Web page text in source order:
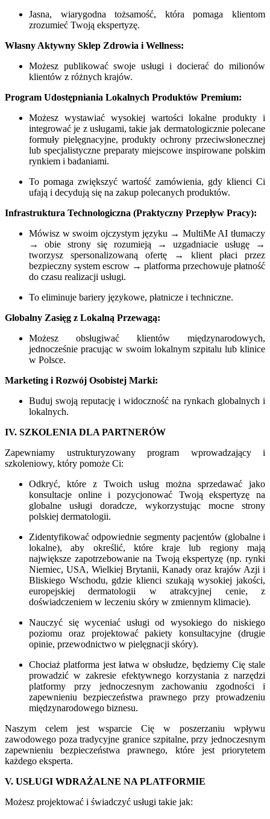
Jasna, wiarygodna tożsamość, która pomaga klientom
zrozumieć Twoją ekspertyzę.
Własny Aktywny Sklep Zdrowia i Wellness:
Możesz publikować swoje usługi i docierać do milionów
klientów z różnych krajów.
Program Udostępniania Lokalnych Produktów Premium:
Możesz wystawiać wysokiej wartości lokalne produkty i
integrować je z usługami, takie jak dermatologicznie polecane
formuły pielęgnacyjne, produkty ochrony przeciwsłonecznej
lub specjalistyczne preparaty miejscowe inspirowane polskim
rynkiem i badaniami.
To pomaga zwiększyć wartość zamówienia, gdy klienci Ci
ufają i decydują się na zakup polecanych produktów.
Infrastruktura Technologiczna (Praktyczny Przepływ Pracy):
Mówisz w swoim ojczystym języku → MultiMe AI tłumaczy
→ obie strony się rozumieją → uzgadniacie usługę →
tworzysz spersonalizowaną ofertę → klient płaci przez
bezpieczny system escrow → platforma przechowuje płatność
do czasu realizacji usługi.
To eliminuje bariery językowe, płatnicze i techniczne.
Globalny Zasięg z Lokalną Przewagą:
Możesz obsługiwać klientów międzynarodowych,
jednocześnie pracując w swoim lokalnym szpitalu lub klinice
w Polsce.
Marketing i Rozwój Osobistej Marki:
Buduj swoją reputację i widoczność na rynkach globalnych i
lokalnych.
IV. SZKOLENIA DLA PARTNERÓW
Zapewniamy ustrukturyzowany program wprowadzający i
szkoleniowy, który pomoże Ci:
Odkryć, które z Twoich usług można sprzedawać jako
konsultacje online i pozycjonować Twoją ekspertyzę na
globalne usługi doradcze, wykorzystując mocne strony
polskiej dermatologii.
Zidentyfikować odpowiednie segmenty pacjentów (globalne i
lokalne), aby określić, które kraje lub regiony mają
największe zapotrzebowanie na Twoją ekspertyzę (np. rynki
Niemiec, USA, Wielkiej Brytanii, Kanady oraz krajów Azji i
Bliskiego Wschodu, gdzie klienci szukają wysokiej jakości,
europejskiej dermatologii w atrakcyjnej cenie, z
doświadczeniem w leczeniu skóry w zmiennym klimacie).
Nauczyć się wyceniać usługi od wysokiego do niskiego
poziomu oraz projektować pakiety konsultacyjne (drugie
opinie, przewodnictwo w pielęgnacji skóry).
Chociaż platforma jest łatwa w obsłudze, będziemy Cię stale
prowadzić w zakresie efektywnego korzystania z narzędzi
platformy przy jednoczesnym zachowaniu zgodności i
zapewnieniu bezpieczeństwa prawnego przy prowadzeniu
międzynarodowego biznesu.
Naszym celem jest wsparcie Cię w poszerzaniu wpływu
zawodowego poza tradycyjne granice szpitalne, przy jednoczesnym
zapewnieniu bezpieczeństwa prawnego, które jest priorytetem
każdego eksperta.
V. USŁUGI WDRAŻALNE NA PLATFORMIE
Możesz projektować i świadczyć usługi takie jak: